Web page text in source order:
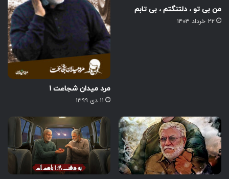
من بی تو ، دلتنگتم ، بی تابم
۲۲ خرداد ۱۴۰۳
مرد میدان شجاعت ۱
۱۱ دی ۱۳۹۹